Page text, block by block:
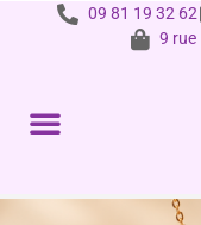
09 81 19 32 62
9 rue